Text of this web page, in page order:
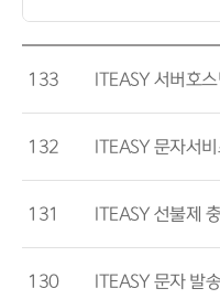
133 ITEASY 서버호
132 ITEASY 문자서비
131 ITEASY 선불제
130 ITEASY 문자 발